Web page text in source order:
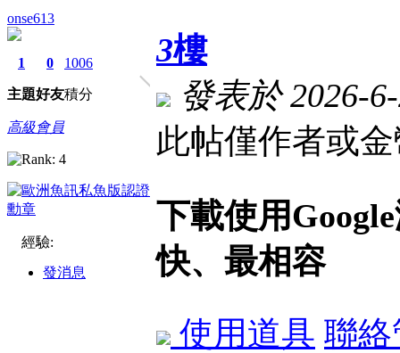
onse613
1
主題
0
好友
1006
積分
高級會員
經驗:
發消息
3樓
發表於 2026-
此帖僅作者或
下載使用
快、最相容
使用道具 聯